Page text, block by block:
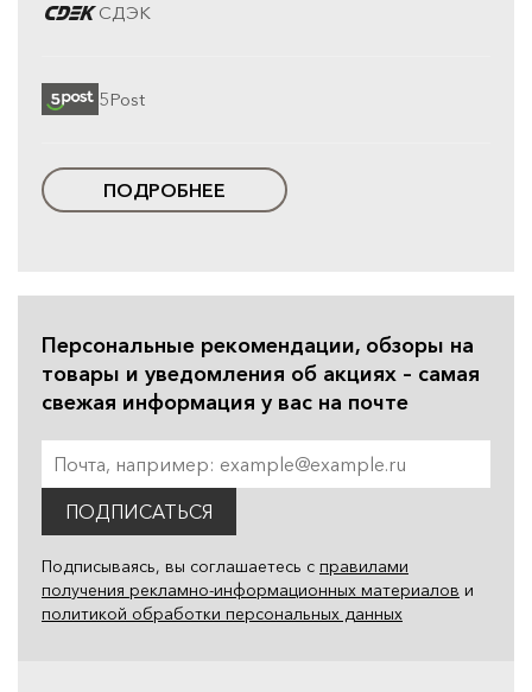
СДЭК
5Post
ПОДРОБНЕЕ
Персональные рекомендации, обзоры на
товары и уведомления об акциях – самая
свежая информация у вас на почте
ПОДПИСАТЬСЯ
Подписываясь, вы соглашаетесь с правилами
получения рекламно-информационных материалов и
политикой обработки персональных данных